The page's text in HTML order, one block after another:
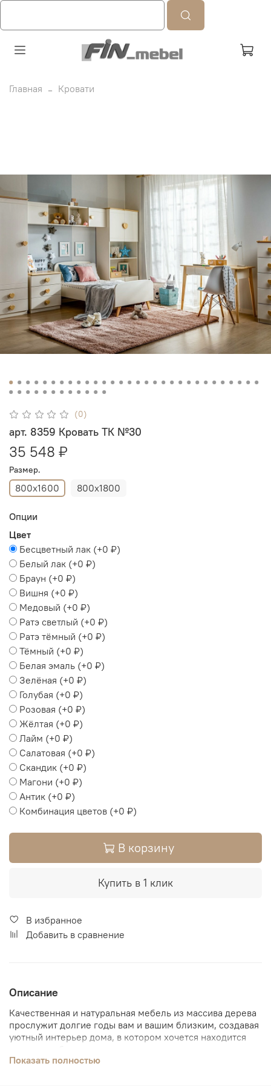
Главная Кровати
(0)
арт. 8359 Кровать ТК №30
35 548 ₽
Размер.
800х1600 800х1800
Опции
Цвет
Бесцветный лак (+0 ₽)
Белый лак (+0 ₽)
Браун (+0 ₽)
Вишня (+0 ₽)
Медовый (+0 ₽)
Ратэ светлый (+0 ₽)
Ратэ тёмный (+0 ₽)
Тёмный (+0 ₽)
Белая эмаль (+0 ₽)
Зелёная (+0 ₽)
Голубая (+0 ₽)
Розовая (+0 ₽)
Жёлтая (+0 ₽)
Лайм (+0 ₽)
Салатовая (+0 ₽)
Скандик (+0 ₽)
Магони (+0 ₽)
Антик (+0 ₽)
Комбинация цветов (+0 ₽)
В корзину
Купить в 1 клик
В избранное
Добавить в сравнение
Описание
Качественная и натуральная мебель из массива дерева
прослужит долгие годы вам и вашим близким, создавая
уютный интерьер дома, в котором хочется находится
Показать полностью